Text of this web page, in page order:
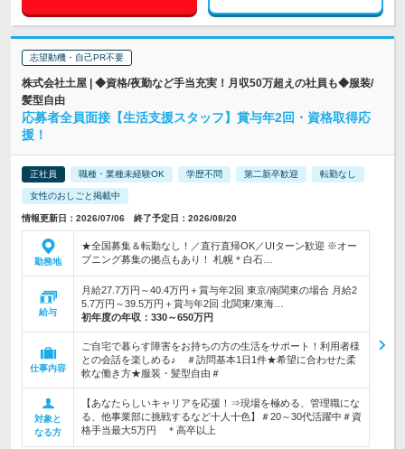
志望動機・自己PR不要
株式会社土屋 | ◆資格/夜勤など手当充実！月収50万超えの社員も◆服装/
髪型自由
応募者全員面接【生活支援スタッフ】賞与年2回・資格取得応
援！
正社員 職種・業種未経験OK 学歴不問 第二新卒歓迎 転勤なし
女性のおしごと掲載中
情報更新日：2026/07/06 終了予定日：2026/08/20
勤務地
★全国募集＆転勤なし！／直行直帰OK／UIターン歓迎 ※オー
プニング募集の拠点もあり！ 札幌＊白石…
給与
月給27.7万円～40.4万円＋賞与年2回 東京/南関東の場合 月給2
5.7万円～39.5万円＋賞与年2回 北関東/東海…
初年度の年収： 330～650万円
仕事内容
ご自宅で暮らす障害をお持ちの方の生活をサポート！利用者様
との会話を楽しめる♪ ＃訪問基本1日1件★希望に合わせた柔
軟な働き方★服装・髪型自由＃
対象と
なる方
【あなたらしいキャリアを応援！⇒現場を極める、管理職にな
る、他事業部に挑戦するなど十人十色】＃20～30代活躍中＃資
格手当最大5万円 ＊高卒以上